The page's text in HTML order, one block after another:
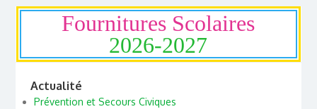
Fournitures Scolaires
2026-2027
Actualité
Prévention et Secours Civiques